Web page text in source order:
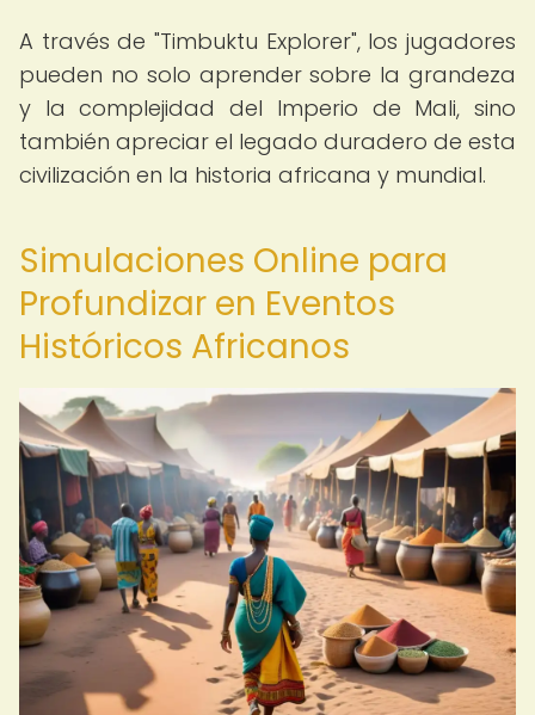
A través de "Timbuktu Explorer", los jugadores
pueden no solo aprender sobre la grandeza
y la complejidad del Imperio de Mali, sino
también apreciar el legado duradero de esta
civilización en la historia africana y mundial.
Simulaciones Online para
Profundizar en Eventos
Históricos Africanos